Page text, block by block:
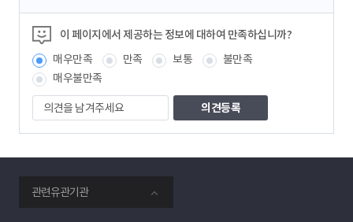
츠
정
보
책
임
자
이 페이지에서 제공하는 정보에 대하여 만족하십니까?
매우만족
만족 보통
불만족
매우불만족
의
견
을
겨
주
세
요
관련유관기관